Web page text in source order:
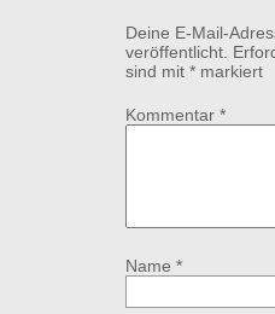
Deine E-Mail-
veröffentlicht.
sind mit * markiert
Kommentar *
Name *